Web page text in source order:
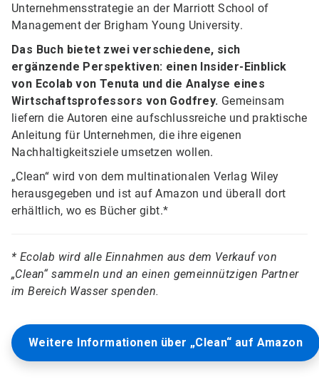
Unternehmensstrategie an der Marriott School of
Management der Brigham Young University.
Das Buch bietet zwei verschiedene, sich
ergänzende Perspektiven: einen Insider-Einblick
von Ecolab von Tenuta und die Analyse eines
Wirtschaftsprofessors von Godfrey. Gemeinsam
liefern die Autoren eine aufschlussreiche und praktische
Anleitung für Unternehmen, die ihre eigenen
Nachhaltigkeitsziele umsetzen wollen.
„Clean“ wird von dem multinationalen Verlag Wiley
herausgegeben und ist auf Amazon und überall dort
erhältlich, wo es Bücher gibt.*
* Ecolab wird alle Einnahmen aus dem Verkauf von
„Clean“ sammeln und an einen gemeinnützigen Partner
im Bereich Wasser spenden.
Weitere Informationen über „Clean“ auf Amazon